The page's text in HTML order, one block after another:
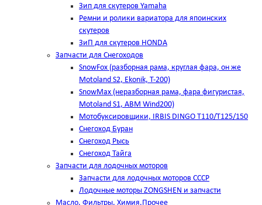
Зип для скутеров Yamaha
Ремни и ролики вариатора для япоинских
скутеров
ЗиП для скутеров HONDA
Запчасти для Снегоходов
SnowFox (разборная рама, круглая фара, он же
Motoland S2, Ekonik, T-200)
SnowMax (неразборная рама, фара фигуристая,
Motoland S1, ABM Wind200)
Мотобуксировщики, IRBIS DINGO Т110/Т125/150
Снегоход Буран
Снегоход Рысь
Снегоход Тайга
Запчасти для лодочных моторов
Запчасти для лодочных моторов СССР
Лодочные моторы ZONGSHEN и запчасти
Масло, Фильтры, Химия,Прочее